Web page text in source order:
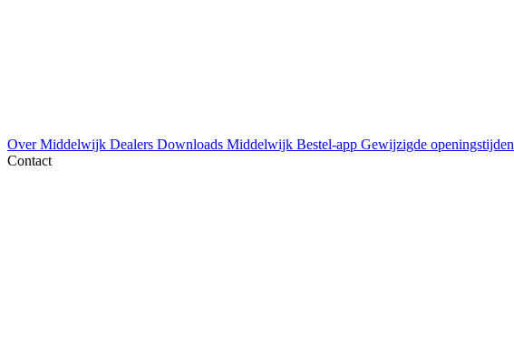
Over Middelwijk Dealers Downloads Middelwijk Bestel-app Gewijzigde openingstijden
Contact